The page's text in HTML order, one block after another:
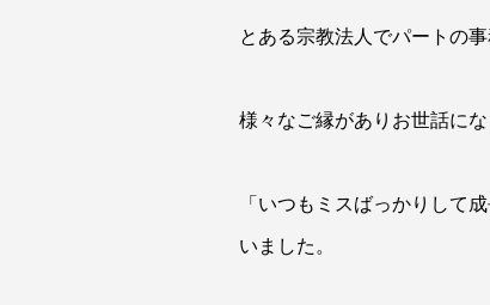
とある宗教法人でパートの
様々なご縁がありお世話に
「いつもミスばっかりして
いました。